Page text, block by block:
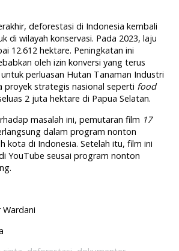
deforestasi di Indonesia kembali
di wilayah konservasi. Pada 2023, laju
12.612 hektare. Peningkatan ini
oleh izin konversi yang terus
perluasan Hutan Tanaman Industri
proyek strategis nasional seperti food
2 juta hektare di Papua Selatan.
masalah ini, pemutaran film 17
dalam program nonton
kota di Indonesia. Setelah itu, film ini
YouTube seusai program nonton
Wardani